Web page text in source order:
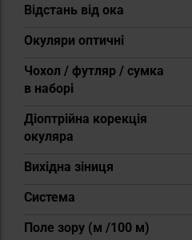
Відстань від ока
Окуляри оптичні
Чохол / футляр / сумка
в наборі
Діоптрійна корекція
окуляра
Вихідна зіниця
Система
Поле зору (м /100 м)